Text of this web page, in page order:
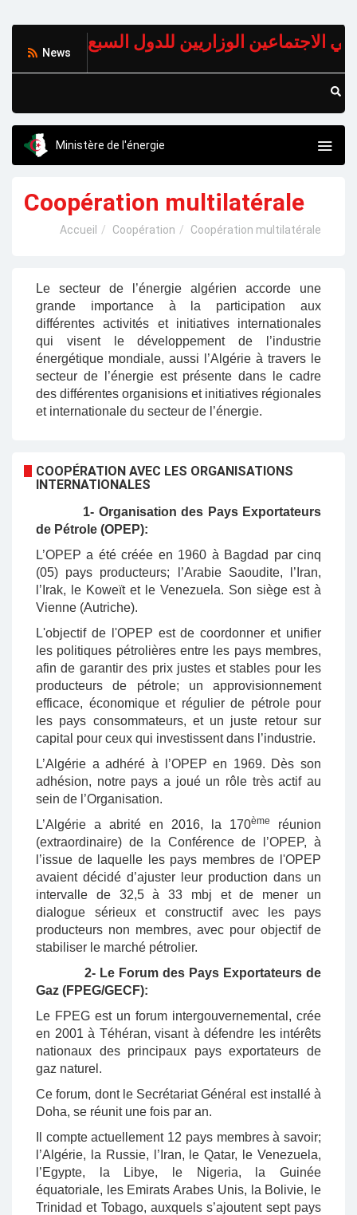
News
Ministère de l'énergie
Coopération multilatérale
Accueil Coopération Coopération multilatérale
Le secteur de l’énergie algérien accorde une
grande importance à la participation aux
différentes activités et initiatives internationales
qui visent le développement de l’industrie
énergétique mondiale, aussi l’Algérie à travers le
secteur de l’énergie est présente dans le cadre
des différentes organisions et initiatives régionales
et internationale du secteur de l’énergie.
COOPÉRATION AVEC LES ORGANISATIONS
INTERNATIONALES
1- Organisation des Pays Exportateurs
de Pétrole (OPEP):
L’OPEP a été créée en 1960 à Bagdad par cinq
(05) pays producteurs; l’Arabie Saoudite, l’Iran,
l’Irak, le Koweït et le Venezuela. Son siège est à
Vienne (Autriche).
L'objectif de l'OPEP est de coordonner et unifier
les politiques pétrolières entre les pays membres,
afin de garantir des prix justes et stables pour les
producteurs de pétrole; un approvisionnement
efficace, économique et régulier de pétrole pour
les pays consommateurs, et un juste retour sur
capital pour ceux qui investissent dans l’industrie.
L’Algérie a adhéré à l’OPEP en 1969. Dès son
adhésion, notre pays a joué un rôle très actif au
sein de l’Organisation.
L’Algérie a abrité en 2016, la 170ème
réunion
(extraordinaire) de la Conférence de l’OPEP, à
l’issue de laquelle les pays membres de l'OPEP
avaient décidé d’ajuster leur production dans un
intervalle de 32,5 à 33 mbj et de mener un
dialogue sérieux et constructif avec les pays
producteurs non membres, avec pour objectif de
stabiliser le marché pétrolier.
2- Le Forum des Pays Exportateurs de
Gaz (FPEG/GECF):
Le FPEG est un forum intergouvernemental, crée
en 2001 à Téhéran, visant à défendre les intérêts
nationaux des principaux pays exportateurs de
gaz naturel.
Ce forum, dont le Secrétariat Général est installé à
Doha, se réunit une fois par an.
Il compte actuellement 12 pays membres à savoir;
l’Algérie, la Russie, l’Iran, le Qatar, le Venezuela,
l’Egypte, la Libye, le Nigeria, la Guinée
équatoriale, les Emirats Arabes Unis, la Bolivie, le
Trinidad et Tobago, auxquels s’ajoutent sept pays